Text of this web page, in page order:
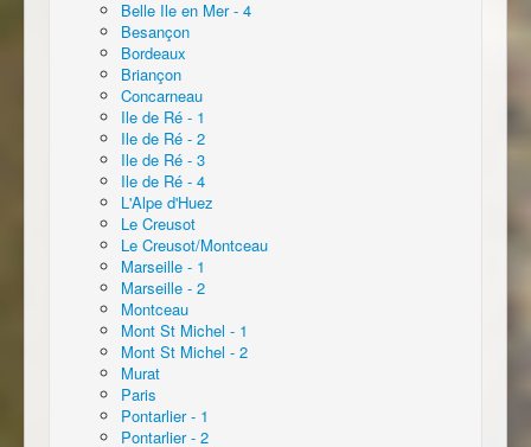
Belle Ile en Mer - 4
Besançon
Bordeaux
Briançon
Concarneau
Ile de Ré - 1
Ile de Ré - 2
Ile de Ré - 3
Ile de Ré - 4
L'Alpe d'Huez
Le Creusot
Le Creusot/Montceau
Marseille - 1
Marseille - 2
Montceau
Mont St Michel - 1
Mont St Michel - 2
Murat
Paris
Pontarlier - 1
Pontarlier - 2